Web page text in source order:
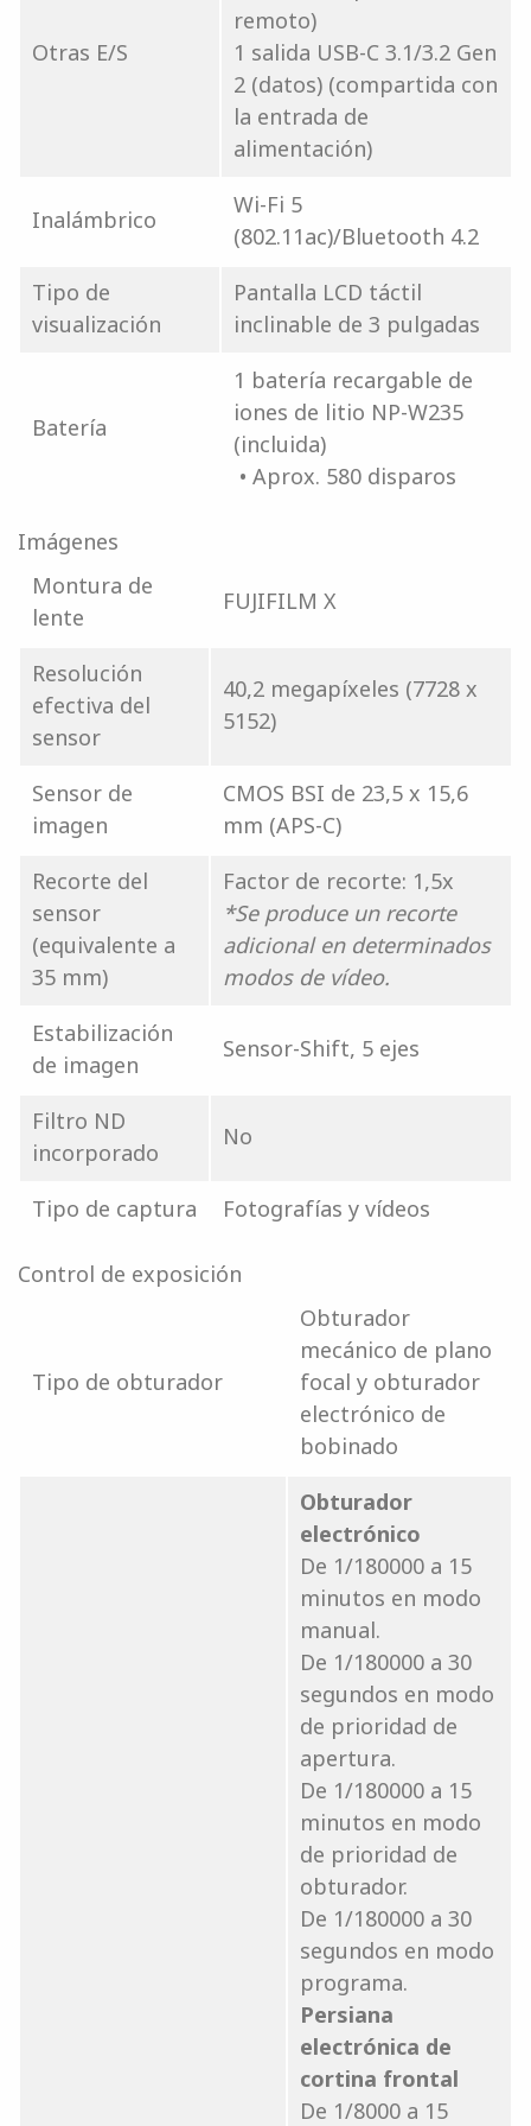
Otras E/S
remoto)
1 salida USB-C 3.1/3.2 Gen
2 (datos) (compartida con
la entrada de
alimentación)
Inalámbrico
Wi-Fi 5
(802.11ac)/Bluetooth 4.2
Tipo de
visualización
Pantalla LCD táctil
inclinable de 3 pulgadas
Batería
1 batería recargable de
iones de litio NP-W235
(incluida)
• Aprox. 580 disparos
Imágenes
Montura de
lente
FUJIFILM X
Resolución
efectiva del
sensor
40,2 megapíxeles (7728 x
5152)
Sensor de
imagen
CMOS BSI de 23,5 x 15,6
mm (APS-C)
Recorte del
sensor
(equivalente a
35 mm)
Factor de recorte: 1,5x
*Se produce un recorte
adicional en determinados
modos de vídeo.
Estabilización
de imagen
Sensor-Shift, 5 ejes
Filtro ND
incorporado
No
Tipo de captura Fotografías y vídeos
Control de exposición
Tipo de obturador
Obturador
mecánico de plano
focal y obturador
electrónico de
bobinado
Obturador
electrónico
De 1/180000 a 15
minutos en modo
manual.
De 1/180000 a 30
segundos en modo
de prioridad de
apertura.
De 1/180000 a 15
minutos en modo
de prioridad de
obturador.
De 1/180000 a 30
segundos en modo
programa.
Persiana
electrónica de
cortina frontal
De 1/8000 a 15